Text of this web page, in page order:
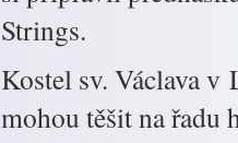
Strings.
Kostel sv. Václava v
mohou těšit na řadu